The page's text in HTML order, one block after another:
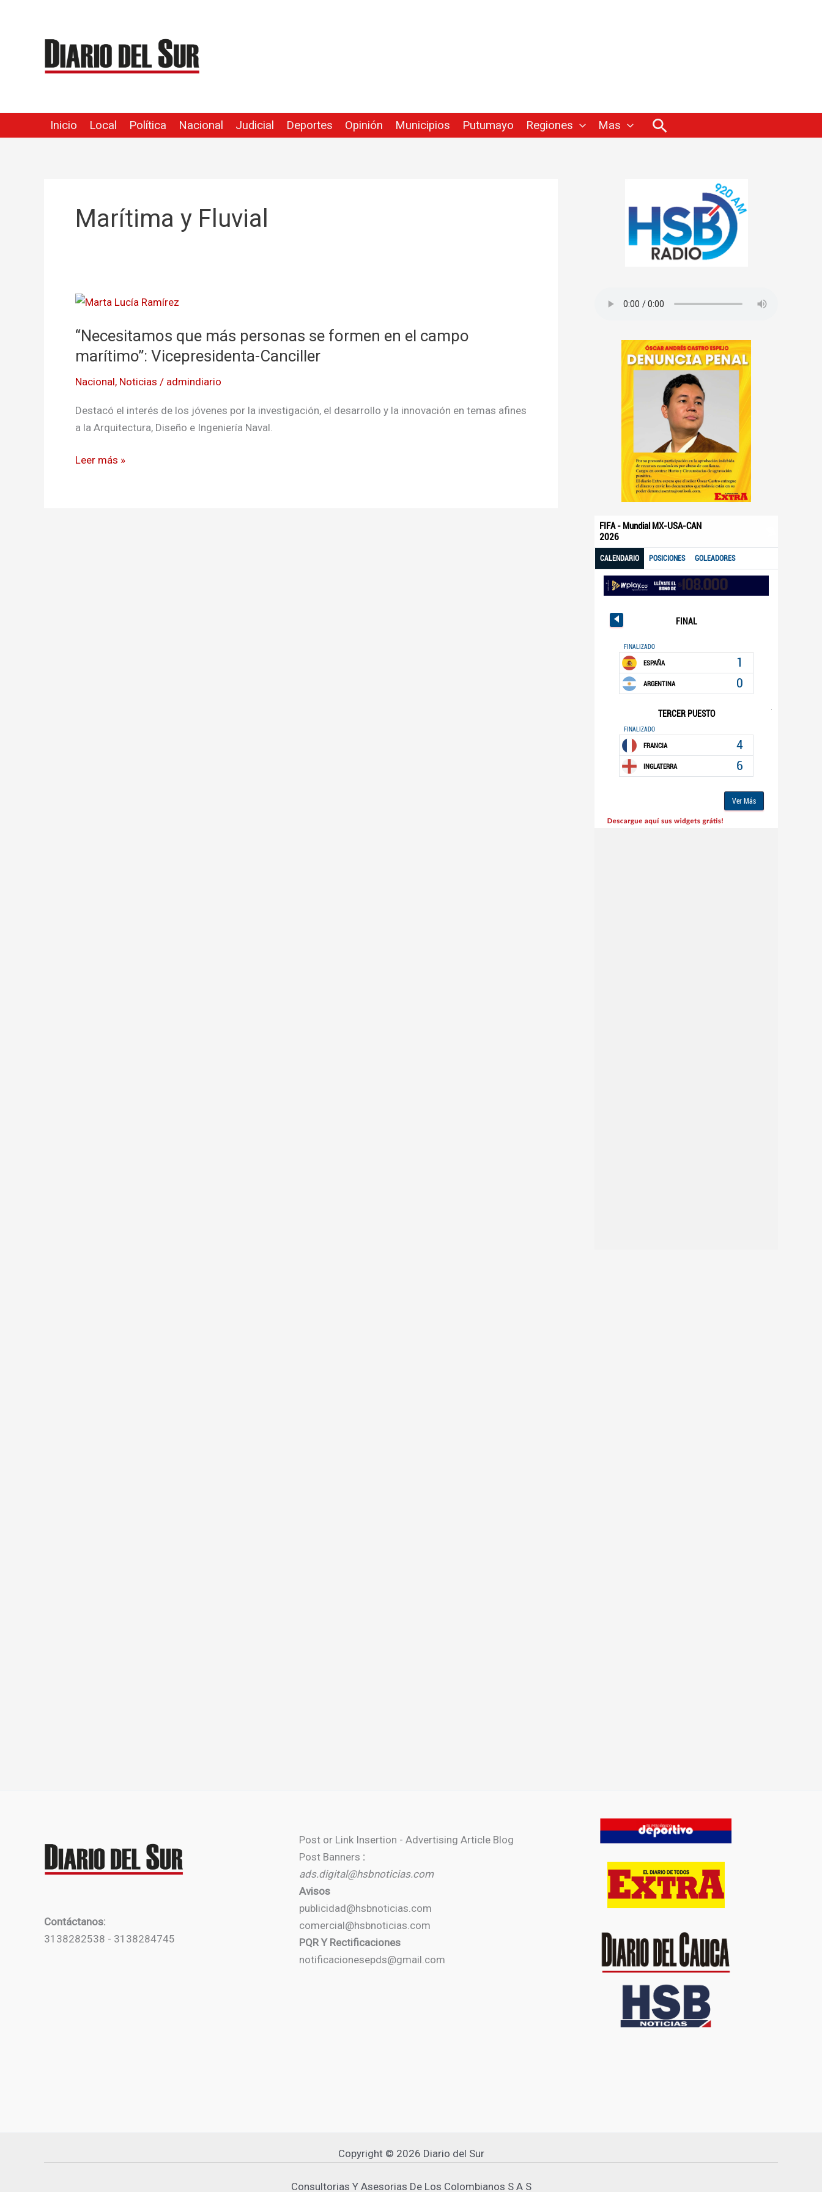
contenido
Inicio Local Política Nacional Judicial Deportes Opinión Municipios Putumayo Regiones Mas Buscar
Marítima y Fluvial
“Necesitamos que más personas se formen en el campo
marítimo”: Vicepresidenta-Canciller
Nacional, Noticias / admindiario
Destacó el interés de los jóvenes por la investigación, el desarrollo y la innovación en temas afines
a la Arquitectura, Diseño e Ingeniería Naval.
“Necesitamos
más
personas
formen
marítimo”:
Leer más »
Contáctanos:
3138282538 - 3138284745
Post or Link Insertion - Advertising Article Blog
Post Banners :
ads.digital@hsbnoticias.com
Avisos
publicidad@hsbnoticias.com
comercial@hsbnoticias.com
PQR Y Rectificaciones
notificacionesepds@gmail.com
Copyright © 2026 Diario del Sur
Consultorias Y Asesorias De Los Colombianos S A S